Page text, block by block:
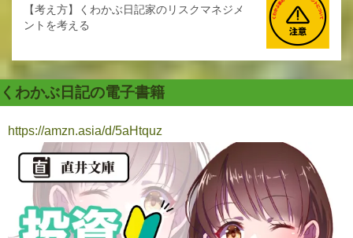
【考え方】くわかぶ日記家のリスクマネジメ
ントを考える
くわかぶ日記の電子書籍
https://amzn.asia/d/5aHtquz